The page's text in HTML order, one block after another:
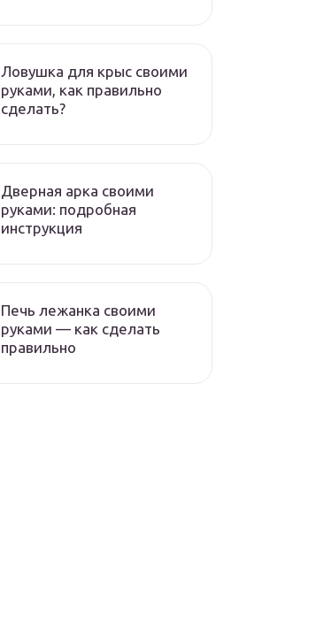
Ловушка для крыс своими
руками, как правильно
сделать?
Дверная арка своими
руками: подробная
инструкция
Печь лежанка своими
руками — как сделать
правильно